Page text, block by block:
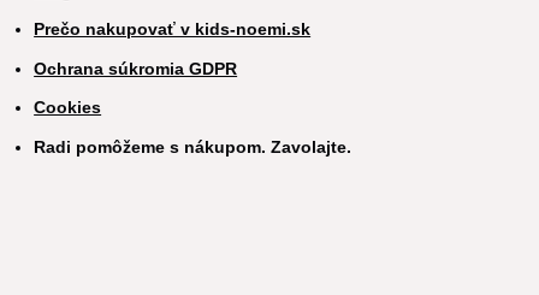
Prečo nakupovať v kids-noemi.sk
Ochrana súkromia GDPR
Cookies
Radi pomôžeme s nákupom. Zavolajte.